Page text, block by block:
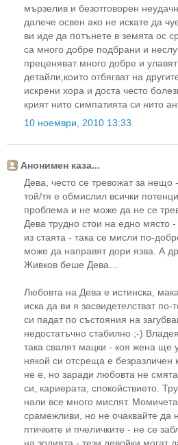
мързелив и безотговорен
далече освен ако не искате да
ви иде да потънете в земята ос
са много добре подбрани и
преценяват много добре и
детайли,които отбягват на
искрени хора и доста често
крият нито симпатията си нито
10 ноември, 2010 13:33
Анонимен каза...
Дева, често се тревожат за нещо
той/тя е обмислил всички
проблема и не може да не се
Дева трудно стои на едно място
из стаята - така се мисли по-
може да направят дори язва. А
Живков беше Дева…
Любовта на Дева е истинска,
иска да ви я засвидетелстват
си падат по състояния на
недостатъчно стабилно ;-)
така свалят мацки - коя жена ще
някой си отсреща е
не е, но заради любовта не
си, кариерата, спокойствието.
нали все много мислят.
срамежливи, но не очаквайте да
птичките и пчеличките - не се